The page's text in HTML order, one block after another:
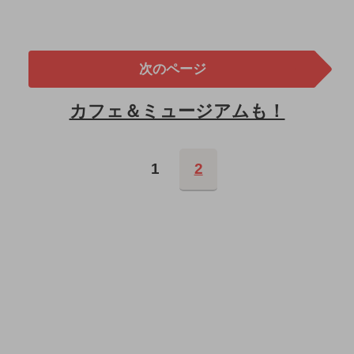
次のページ
カフェ＆ミュージアムも！
1 2